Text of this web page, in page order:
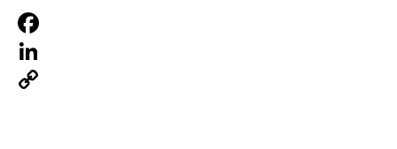
Facebook
LinkedIn